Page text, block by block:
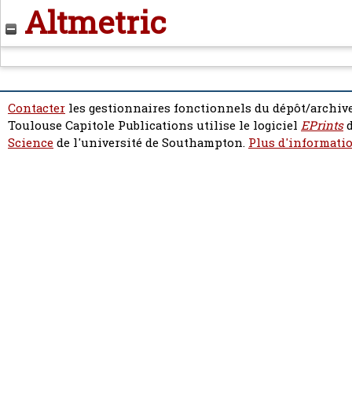
Altmetric
Contacter les gestionnaires fonctionnels du dépôt/
Toulouse Capitole Publications utilise le logiciel EPrints
Sciencede l'université de Southampton. Plus